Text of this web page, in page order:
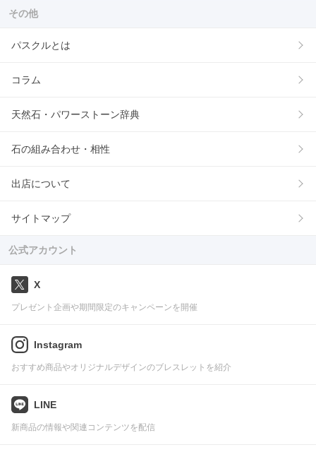
その他
パスクルとは
コラム
天然石・パワーストーン辞典
石の組み合わせ・相性
出店について
サイトマップ
公式アカウント
X
プレゼント企画や期間限定のキャンペーンを開催
Instagram
おすすめ商品やオリジナルデザインのブレスレットを紹介
LINE
新商品の情報や関連コンテンツを配信